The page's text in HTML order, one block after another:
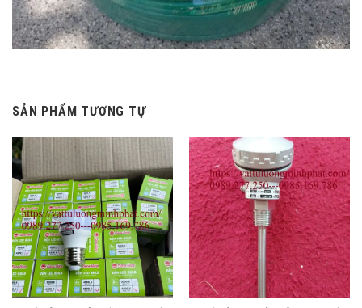
SẢN PHẨM TƯƠNG TỰ